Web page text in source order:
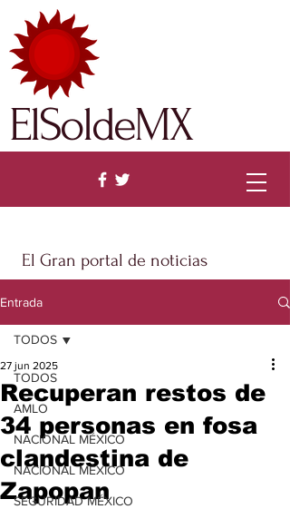
El Gran portal de noticias
ElSoldeMX
Entrada
TODOS
AMLO
NACIONAL MÉXICO
NACIONAL MÉXICO
SEGURIDAD MÉXICO
TODOS
Recuperan restos de
34 personas en fosa
clandestina de
Zapopan
27 jun 2025